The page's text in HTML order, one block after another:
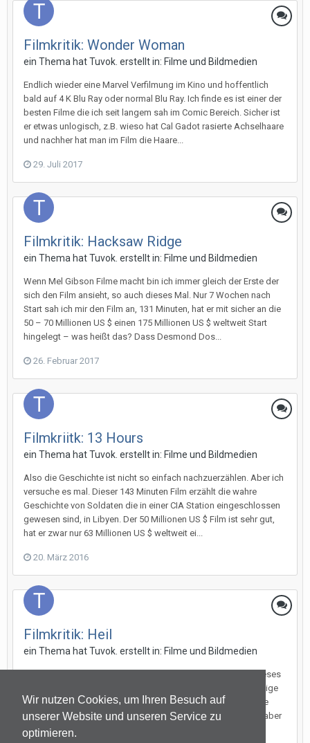
Wir nutzen Cookies, um Ihren Besuch auf
unserer Website und unseren Service zu
optimieren.
Filmkritik: Wonder Woman
ein Thema hatTuvok. erstellt in: Filme und Bildmedien
Endlich wieder eine Marvel Verfilmung im Kino und hoffentlich
bald auf 4 K Blu Ray oder normal Blu Ray. Ich finde es ist einer der
besten Filme die ich seit langem sah im Comic Bereich. Sicher ist
er etwas unlogisch, z.B. wieso hat Cal Gadot rasierte Achselhaare
und nachher hat man im Film die Haare...
29. Juli 2017
Filmkritik: Hacksaw Ridge
ein Thema hatTuvok. erstellt in: Filme und Bildmedien
Wenn Mel Gibson Filme macht bin ich immer gleich der Erste der
sich den Film ansieht, so auch dieses Mal. Nur 7 Wochen nach
Start sah ich mir den Film an, 131 Minuten, hat er mit sicher an die
50 – 70 Millionen US $ einen 175 Millionen US $ weltweit Start
hingelegt – was heißt das? Dass Desmond Dos...
26. Februar 2017
Filmkriitk: 13 Hours
ein Thema hatTuvok. erstellt in: Filme und Bildmedien
Also die Geschichte ist nicht so einfach nachzuerzählen. Aber ich
versuche es mal. Dieser 143 Minuten Film erzählt die wahre
Geschichte von Soldaten die in einer CIA Station eingeschlossen
gewesen sind, in Libyen. Der 50 Millionen US $ Film ist sehr gut,
hat er zwar nur 63 Millionen US $ weltweit ei...
20. März 2016
Filmkritik: Heil
ein Thema hatTuvok. erstellt in: Filme und Bildmedien
Ich dachte mir immer deutsche Komödien sind blöd, aber dieses
Mal wurde ich eines besseren belehrt. Sicher hat der Film lustige
Szenen aber wieso muss man über Hitler und Neonazis Witze
machen? Naja egal, ich finde den Film etwas geschmacklos aber
teilweise so was von witzig das ich sicher vor Lache...